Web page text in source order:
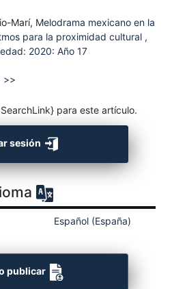
Marí, Melodrama mexicano en la
para la proximidad cultural ,
2020: Año 17
>>
para este artículo.
sesión
Español (España)
publicar